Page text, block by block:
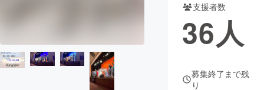
支援者数
36人
募集終了まで残
り